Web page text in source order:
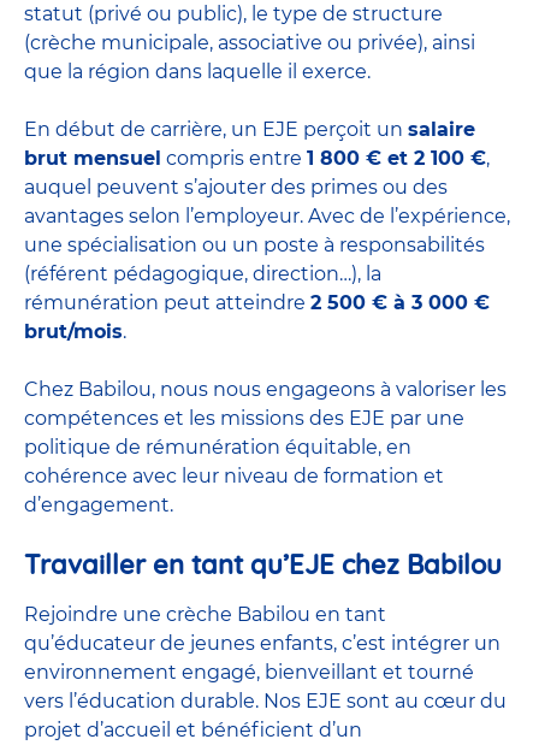
statut (privé ou public), le type de structure
(crèche municipale, associative ou privée), ainsi
que la région dans laquelle il exerce.
En début de carrière, un EJE perçoit un salaire
brut mensuel compris entre 1 800 € et 2 100 €,
auquel peuvent s’ajouter des primes ou des
avantages selon l’employeur. Avec de l’expérience,
une spécialisation ou un poste à responsabilités
(référent pédagogique, direction…), la
rémunération peut atteindre 2 500 € à 3 000 €
brut/mois.
Chez Babilou, nous nous engageons à valoriser les
compétences et les missions des EJE par une
politique de rémunération équitable, en
cohérence avec leur niveau de formation et
d’engagement.
Travailler en tant qu’EJE chez Babilou
Rejoindre une crèche Babilou en tant
qu’éducateur de jeunes enfants, c’est intégrer un
environnement engagé, bienveillant et tourné
vers l’éducation durable. Nos EJE sont au cœur du
projet d’accueil et bénéficient d’un